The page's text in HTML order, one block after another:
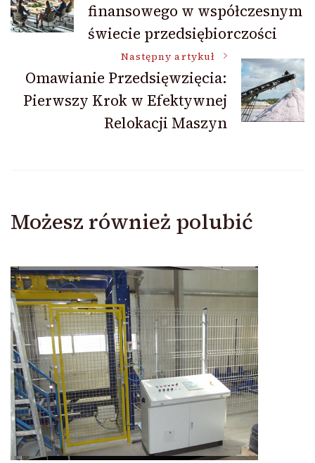
wpisufinansowego w współczesnym
świecie przedsiębiorczości
Następny artykuł
Omawianie Przedsięwzięcia:
Pierwszy Krok w Efektywnej
Relokacji Maszyn
Możesz również polubić